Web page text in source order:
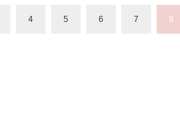
4 5 6 7 8